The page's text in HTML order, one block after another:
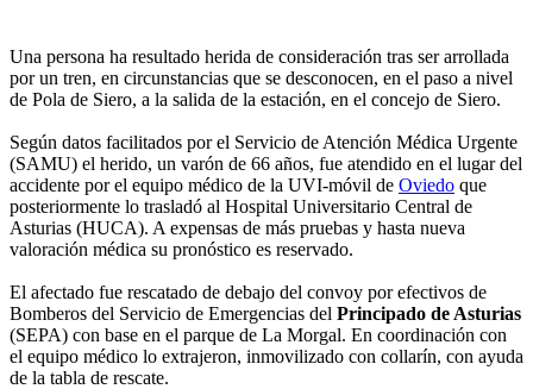
Una persona ha resultado herida de consideración tras ser arrollada
por un tren, en circunstancias que se desconocen, en el paso a nivel
de Pola de Siero, a la salida de la estación, en el concejo de Siero.
Según datos facilitados por el Servicio de Atención Médica Urgente
(SAMU) el herido, un varón de 66 años, fue atendido en el lugar del
accidente por el equipo médico de la UVI-móvil de Oviedo que
posteriormente lo trasladó al Hospital Universitario Central de
Asturias (HUCA). A expensas de más pruebas y hasta nueva
valoración médica su pronóstico es reservado.
El afectado fue rescatado de debajo del convoy por efectivos de
Bomberos del Servicio de Emergencias del Principado de Asturias
(SEPA) con base en el parque de La Morgal. En coordinación con
el equipo médico lo extrajeron, inmovilizado con collarín, con ayuda
de la tabla de rescate.